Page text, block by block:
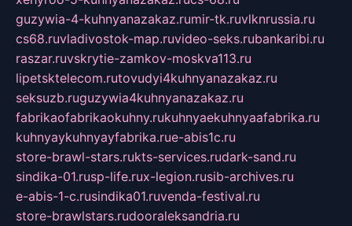
guzywia-4-kuhnyanazakaz.rumir-tk.ruvlknrussia.ru
cs68.ruvladivostok-map.ruvideo-seks.rubankaribi.ru
raszar.ruvskrytie-zamkov-moskva113.ru
lipetsktelecom.rutovudyi4kuhnyanazakaz.ru
seksuzb.ruguzywia4kuhnyanazakaz.ru
fabrikaofabrikaokuhny.rukuhnyaekuhnyaafabrika.ru
kuhnyaykuhnyayfabrika.rue-abis1c.ru
store-brawl-stars.rukts-services.rudark-sand.ru
sindika-01.rusp-life.rux-legion.rusib-archives.ru
e-abis-1-c.rusindika01.ruvenda-festival.ru
store-brawlstars.rudooraleksandria.ru